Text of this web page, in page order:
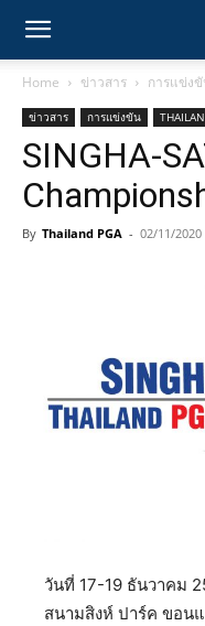
Home ข่าวสาร การแข่ง
ข่าวสาร การแข่งขัน
SINGHA-
By Thailand PGA - 02/11/2020
วันที่ 17-19 ธันวาคม
สนามสิงห์ ปาร์ค ขอน